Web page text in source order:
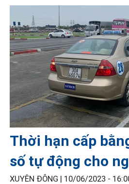
Thời hạn cấp
số tự động cho
XUYÊN ĐÔNG | 10/06/2023 -